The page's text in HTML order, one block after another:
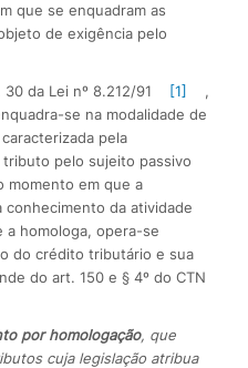
que se enquadram as
de exigência pelo
da Lei nº 8.212/91
[1]
,
se na modalidade de
pela
pelo sujeito passivo
momento em que a
da atividade
a homologa, opera-se
do crédito tributário e sua
do art. 150 e § 4º do CTN
por homologação, que
cuja legislação atribua